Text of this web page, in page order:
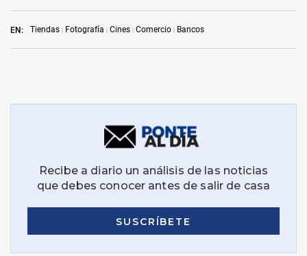
EN: Tiendas Fotografía Cines Comercio Bancos